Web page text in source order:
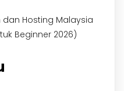
dan Hosting Malaysia
Beginner 2026)